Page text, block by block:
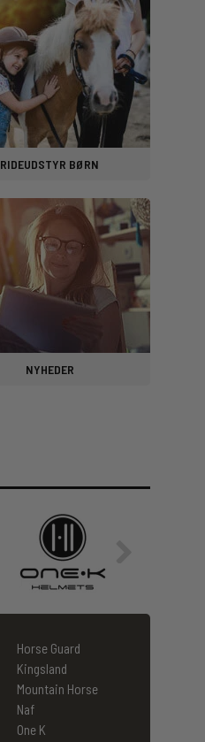
RIDEUDSTYR BØRN
NYHEDER
Horse Guard
Kingsland
Mountain Horse
Naf
One K